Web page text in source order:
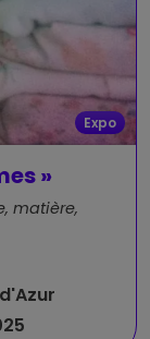
Expo
»
matière,